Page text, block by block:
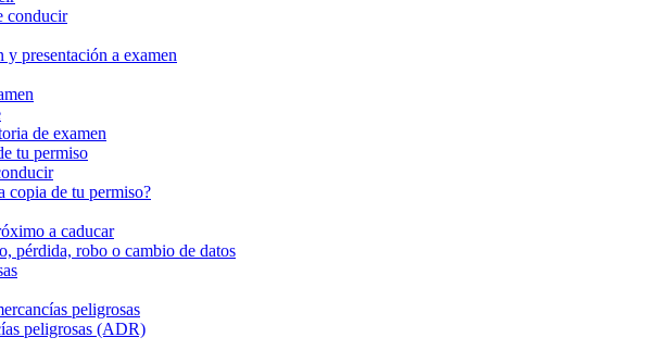
conducir
y presentación a examen
de examen
tu permiso
copia de tu permiso?
a caducar
pérdida, robo o cambio de datos
peligrosas
peligrosas (ADR)